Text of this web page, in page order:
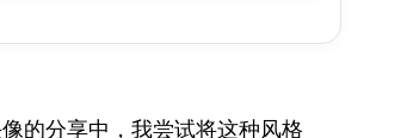
的分享中，我尝试将这种风格